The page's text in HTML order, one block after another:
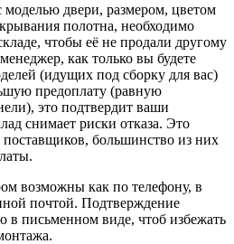
моделью двери, размером, цветом
полотна, необходимо
чтобы её не продали другому
как только вы будете
(идущих под сборку для вас)
предоплату (равную
это подтвердит ваши
снимает риски отказа. Это
большинство из них
возможны как по телефону, в
почтой. Подтверждение
в письменном виде, чтоб избежать